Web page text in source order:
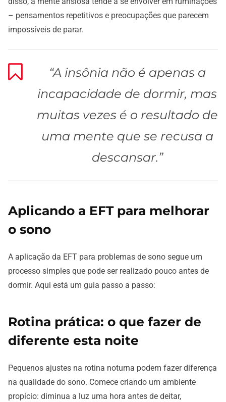
– pensamentos repetitivos e preocupações que parecem
impossíveis de parar.
“A insônia não é apenas a
incapacidade de dormir, mas
muitas vezes é o resultado de
uma mente que se recusa a
descansar.”
Aplicando a EFT para melhorar
o sono
A aplicação da EFT para problemas de sono segue um
processo simples que pode ser realizado pouco antes de
dormir. Aqui está um guia passo a passo:
Rotina prática: o que fazer de
diferente esta noite
Pequenos ajustes na rotina noturna podem fazer diferença
na qualidade do sono. Comece criando um ambiente
propício: diminua a luz uma hora antes de deitar,